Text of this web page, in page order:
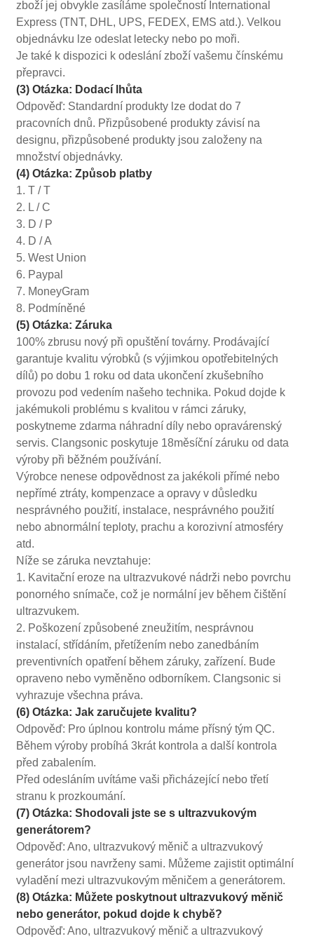
zboží jej obvykle zasíláme společností International
Express (TNT, DHL, UPS, FEDEX, EMS atd.). Velkou
objednávku lze odeslat letecky nebo po moři.
Je také k dispozici k odeslání zboží vašemu čínskému
přepravci.
(3) Otázka: Dodací lhůta
Odpověď: Standardní produkty lze dodat do 7
pracovních dnů. Přizpůsobené produkty závisí na
designu, přizpůsobené produkty jsou založeny na
množství objednávky.
(4) Otázka: Způsob platby
1. T / T
2. L / C
3. D / P
4. D / A
5. West Union
6. Paypal
7. MoneyGram
8. Podmíněné
(5) Otázka: Záruka
100% zbrusu nový při opuštění továrny. Prodávající
garantuje kvalitu výrobků (s výjimkou opotřebitelných
dílů) po dobu 1 roku od data ukončení zkušebního
provozu pod vedením našeho technika. Pokud dojde k
jakémukoli problému s kvalitou v rámci záruky,
poskytneme zdarma náhradní díly nebo opravárenský
servis. Clangsonic poskytuje 18měsíční záruku od data
výroby při běžném používání.
Výrobce nenese odpovědnost za jakékoli přímé nebo
nepřímé ztráty, kompenzace a opravy v důsledku
nesprávného použití, instalace, nesprávného použití
nebo abnormální teploty, prachu a korozivní atmosféry
atd.
Níže se záruka nevztahuje:
1. Kavitační eroze na ultrazvukové nádrži nebo povrchu
ponorného snímače, což je normální jev během čištění
ultrazvukem.
2. Poškození způsobené zneužitím, nesprávnou
instalací, střídáním, přetížením nebo zanedbáním
preventivních opatření během záruky, zařízení. Bude
opraveno nebo vyměněno odborníkem. Clangsonic si
vyhrazuje všechna práva.
(6) Otázka: Jak zaručujete kvalitu?
Odpověď: Pro úplnou kontrolu máme přísný tým QC.
Během výroby probíhá 3krát kontrola a další kontrola
před zabalením.
Před odesláním uvítáme vaši přicházející nebo třetí
stranu k prozkoumání.
(7) Otázka: Shodovali jste se s ultrazvukovým
generátorem?
Odpověď: Ano, ultrazvukový měnič a ultrazvukový
generátor jsou navrženy sami. Můžeme zajistit optimální
vyladění mezi ultrazvukovým měničem a generátorem.
(8) Otázka: Můžete poskytnout ultrazvukový měnič
nebo generátor, pokud dojde k chybě?
Odpověď: Ano, ultrazvukový měnič a ultrazvukový